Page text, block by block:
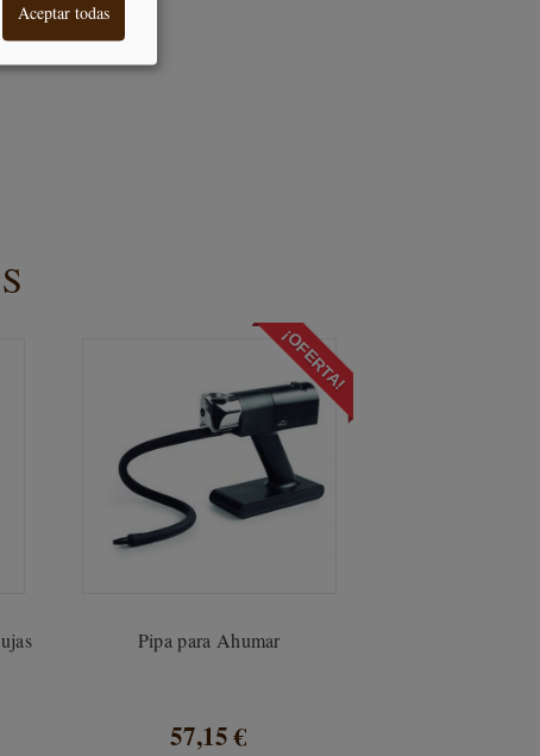
¡OFERTA!
Pipa para Ahumar
57,15 €
Aceptar todas